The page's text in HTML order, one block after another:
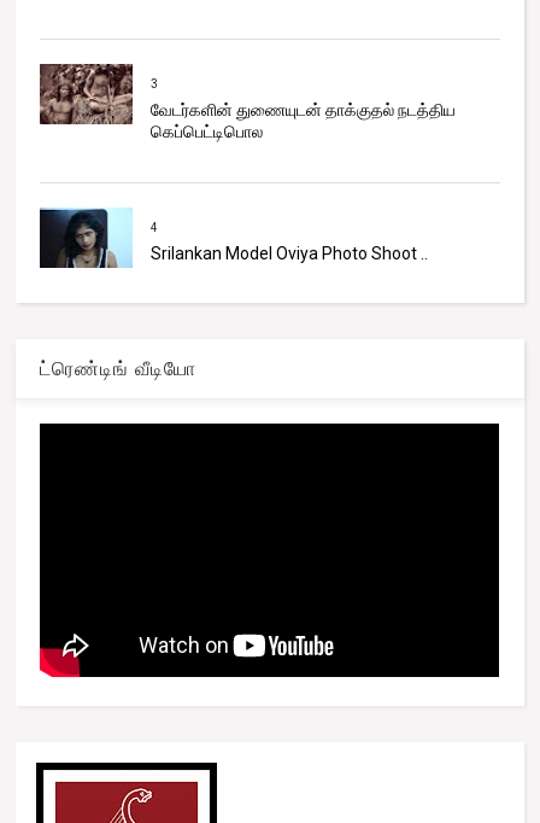
3
வேடர்களின் துணையுடன் தாக்குதல் நடத்திய
கெப்பெட்டிபொல
4
Srilankan Model Oviya Photo Shoot ..
ட்ரெண்டிங் வீடியோ